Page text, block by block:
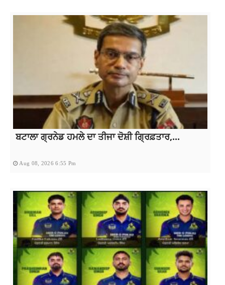
ਬਟਾਲਾ ਗ੍ਰਨੇਡ ਹਮਲੇ ਦਾ ਤੀਜਾ ਦੋਸ਼ੀ ਗ੍ਰਿਫ਼ਤਾਰ,...
Aug 08, 2026 6:55 Pm